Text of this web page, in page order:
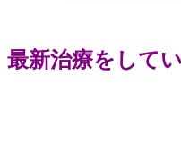
最新治療をして